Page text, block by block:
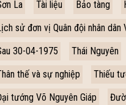
La Tài liệu Bảo tàng
sử đơn vị Quân đội nhân dân
30-04-1975
Thái Nguyên
thế và sự nghiệp
Thiếu
tướng Võ Nguyên Giáp